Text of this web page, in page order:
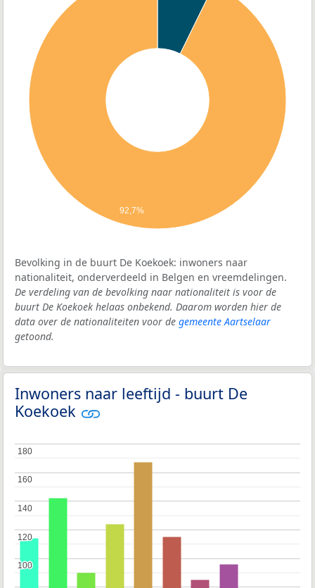
92,7%
Bevolking in de buurt De Koekoek: inwoners naar
nationaliteit, onderverdeeld in Belgen en vreemdelingen.
De verdeling van de bevolking naar nationaliteit is voor de
buurt De Koekoek helaas onbekend. Daarom worden hier de
data over de nationaliteiten voor de gemeente Aartselaar
getoond.
Inwoners naar leeftijd - buurt De
Koekoek
100
100
120
120
140
140
160
160
180
180